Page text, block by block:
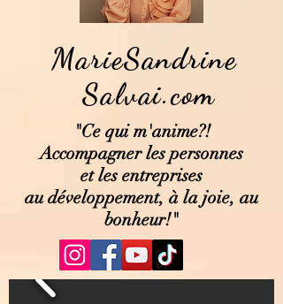
MarieSandrine
Salvai.com
"Ce quim'anime?!
Accompagner les personnes
et les entreprises
au développement, à la joie, au
bonheur!"